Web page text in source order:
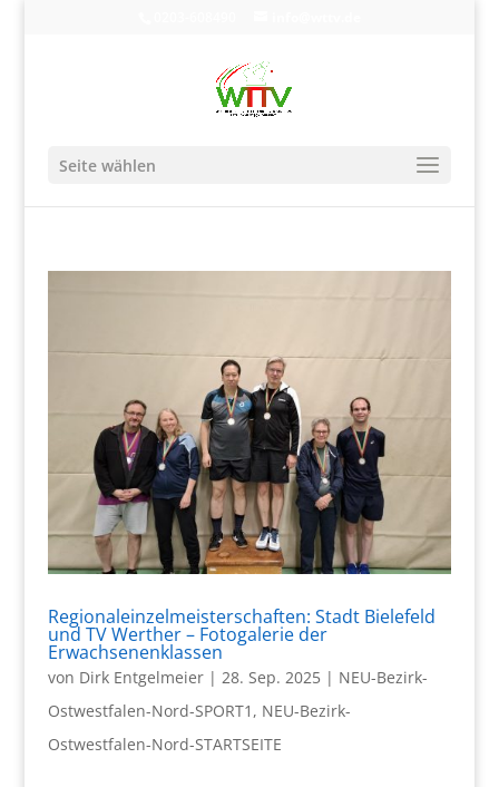
Seite wählen
Regionaleinzelmeisterschaften: Stadt Bielefeld
und TV Werther – Fotogalerie der
Erwachsenenklassen
von Dirk Entgelmeier| 28. Sep. 2025| NEU-Bezirk-
Ostwestfalen-Nord-SPORT1 , NEU-Bezirk-
Ostwestfalen-Nord-STARTSEITE